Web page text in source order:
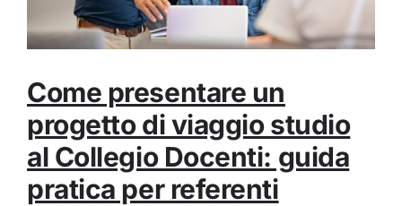
Come presentare un
progetto di viaggio studio
al Collegio Docenti: guida
pratica per referenti